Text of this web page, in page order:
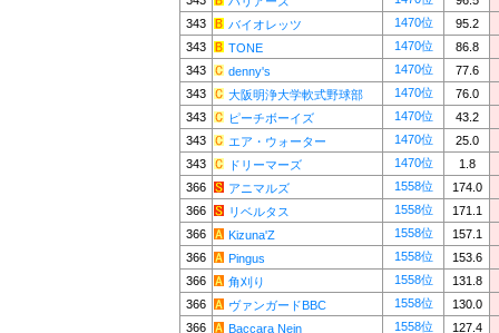
343
バイオレッツ 1470位
95.2
343
TONE 1470位
86.8
343
denny's 1470位
77.6
343
大阪明浄大学軟式野球部 1470位
76.0
343
ピーチボーイズ 1470位
43.2
343
エア・ウォーター 1470位
25.0
343
ドリーマーズ 1470位
1.8
366
アニマルズ 1558位
174.0
366
リベルタス 1558位
171.1
366
Kizuna'Z 1558位
157.1
366
Pingus 1558位
153.6
366
角刈り 1558位
131.8
366
ヴァンガードBBC 1558位
130.0
366
Baccara Nein 1558位
127.4